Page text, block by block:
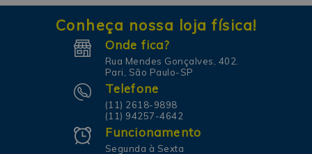
Conheça nossa loja física!
Onde fica?
Rua Mendes Gonçalves, 402.
Pari, São Paulo-SP
Telefone
(11) 2618-9898
(11) 94257-4642
Funcionamento
Segunda à Sexta